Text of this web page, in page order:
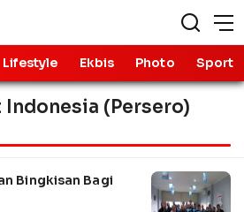
Lifestyle Ekbis Photo Sport
Indonesia (Persero)
Bingkisan Bagi